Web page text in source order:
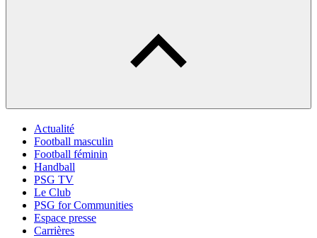
Actualité
Football masculin
Football féminin
Handball
PSG TV
Le Club
PSG for Communities
Espace presse
Carrières